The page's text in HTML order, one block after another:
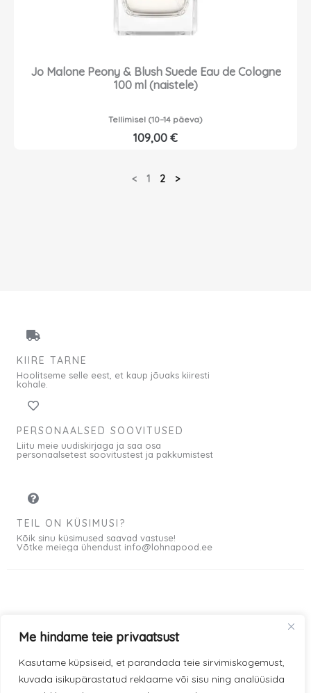
Me hindame teie privaatsust
Kasutame küpsiseid, et parandada teie sirvimiskogemust,
kuvada isikupärastatud reklaame või sisu ning analüüsida
Jo Malone Peony & Blush Suede Eau de Cologne
100 ml (naistele)
Tellimisel (10–14 päeva)
109,00 €
< 1 2 >
KIIRE TARNE
Hoolitseme selle eest, et kaup jõuaks kiiresti
kohale.
PERSONAALSED SOOVITUSED
Liitu meie uudiskirjaga ja saa osa
personaalsetest soovitustest ja pakkumistest
TEIL ON KÜSIMUSI?
Kõik sinu küsimused saavad vastuse!
Võtke meiega ühendust info@lohnapood.ee
Meist
Privaatsuspoliitika
Müügitingimused
© 2026 All rights
Reserved
F
a
I
n